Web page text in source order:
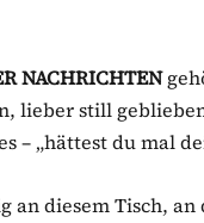
NACHRICHTEN
lieber still
– „hättest du mal
an diesem Tisch,